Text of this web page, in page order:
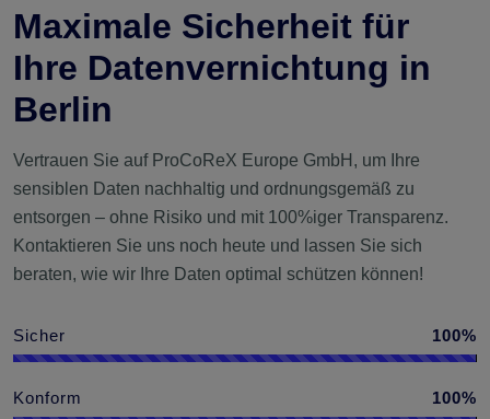
Maximale Sicherheit für
Ihre Datenvernichtung in
Berlin
Vertrauen Sie auf ProCoReX Europe GmbH, um Ihre
sensiblen Daten nachhaltig und ordnungsgemäß zu
entsorgen – ohne Risiko und mit 100%iger Transparenz.
Kontaktieren Sie uns noch heute und lassen Sie sich
beraten, wie wir Ihre Daten optimal schützen können!
Sicher 100%
Konform 100%